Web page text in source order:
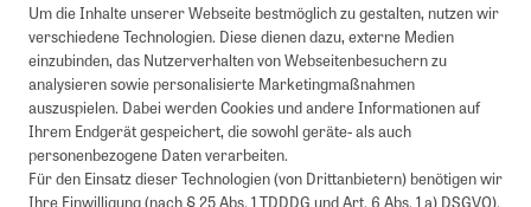
Um die Inhalte unserer Webseite bestmöglich zu gestalten, nutzen wir
verschiedene Technologien. Diese dienen dazu, externe Medien
einzubinden, das Nutzerverhalten von Webseitenbesuchern zu
analysieren sowie personalisierte Marketingmaßnahmen
auszuspielen. Dabei werden Cookies und andere Informationen auf
Ihrem Endgerät gespeichert, die sowohl geräte- als auch
personenbezogene Daten verarbeiten.
Für den Einsatz dieser Technologien (von Drittanbietern) benötigen wir
Ihre Einwilligung (nach § 25 Abs. 1 TDDDG und Art. 6 Abs. 1 a) DSGVO).